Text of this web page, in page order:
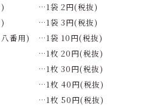
(小) …1袋 2円(税抜)
袋 3円(税抜)
) …1袋 10円(税抜)
20円(税抜)
30円(税抜)
40円(税抜)
50円(税抜)